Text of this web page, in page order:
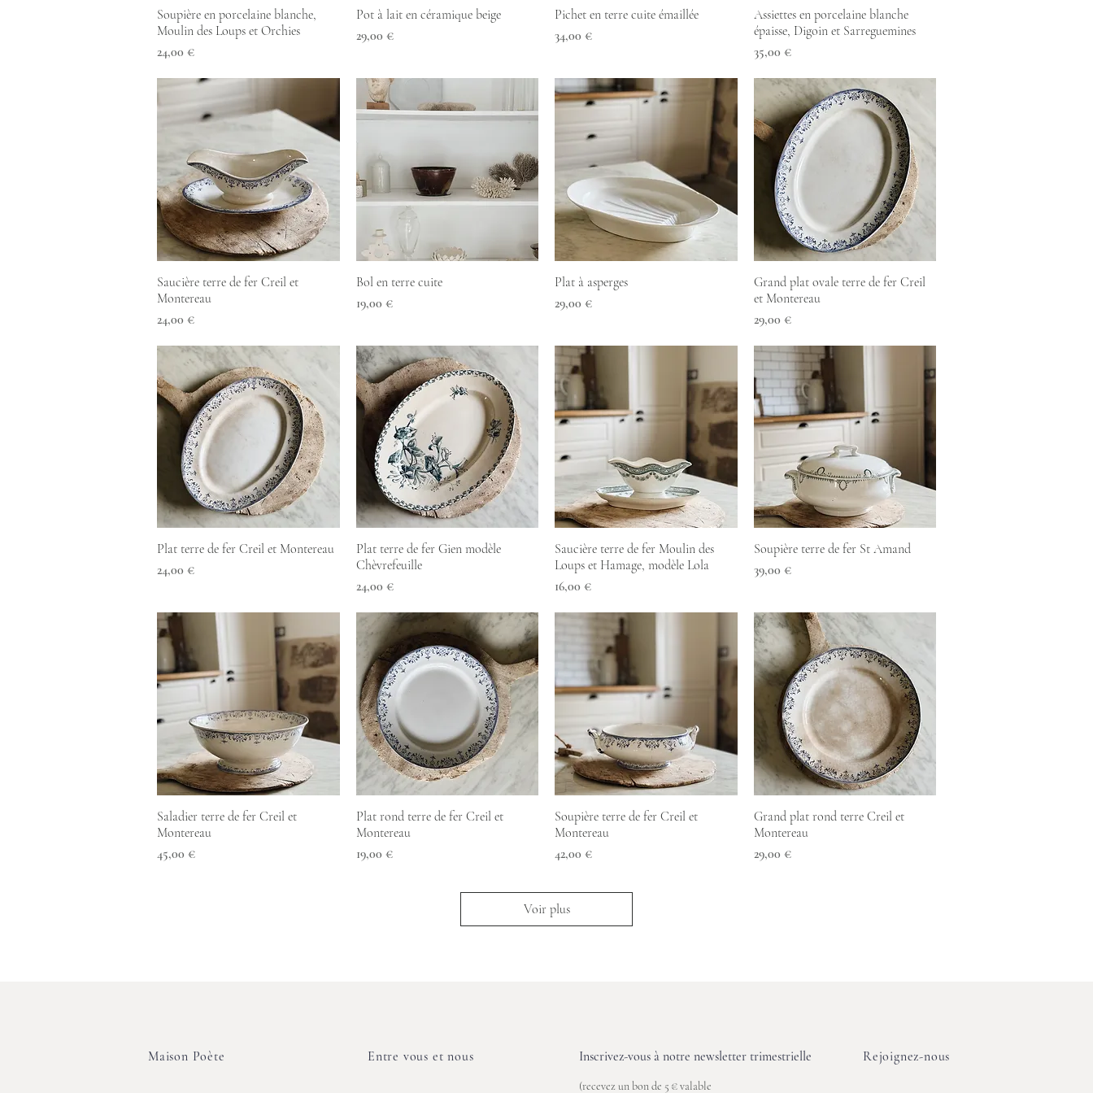
Aperçu rapide
Soupière en porcelaine blanche,
Moulin des Loups et Orchies
Prix
24,00 €
Aperçu rapide
Pot à lait en céramique beige
Prix
29,00 €
Aperçu rapide
Pichet en terre cuite émaillée
Prix
34,00 €
Aperçu rapide
Assiettes en porcelaine blanche
épaisse, Digoin et Sarreguemines
Prix
35,00 €
Aperçu rapide
Saucière terre de fer Creil et
Montereau
Prix
24,00 €
Aperçu rapide
Bol en terre cuite
Prix
19,00 €
Aperçu rapide
Plat à asperges
Prix
29,00 €
Aperçu rapide
Grand plat ovale terre de fer Creil
et Montereau
Prix
29,00 €
Aperçu rapide
Plat terre de fer Creil et Montereau
Prix
24,00 €
Aperçu rapide
Plat terre de fer Gien modèle
Chèvrefeuille
Prix
24,00 €
Aperçu rapide
Saucière terre de fer Moulin des
Loups et Hamage, modèle Lola
Prix
16,00 €
Aperçu rapide
Soupière terre de fer St Amand
Prix
39,00 €
Aperçu rapide
Saladier terre de fer Creil et
Montereau
Prix
45,00 €
Aperçu rapide
Plat rond terre de fer Creil et
Montereau
Prix
19,00 €
Aperçu rapide
Soupière terre de fer Creil et
Montereau
Prix
42,00 €
Aperçu rapide
Grand plat rond terre Creil et
Montereau
Prix
29,00 €
Voir plus
Maison Poète Entre vous et nous Inscrivez-vous à notre newsletter trimestrielle
(recevez un bon de 5 € valable
Rejoignez-nous